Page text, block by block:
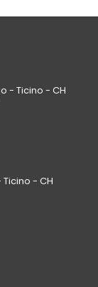
- Ticino - CH
- CH